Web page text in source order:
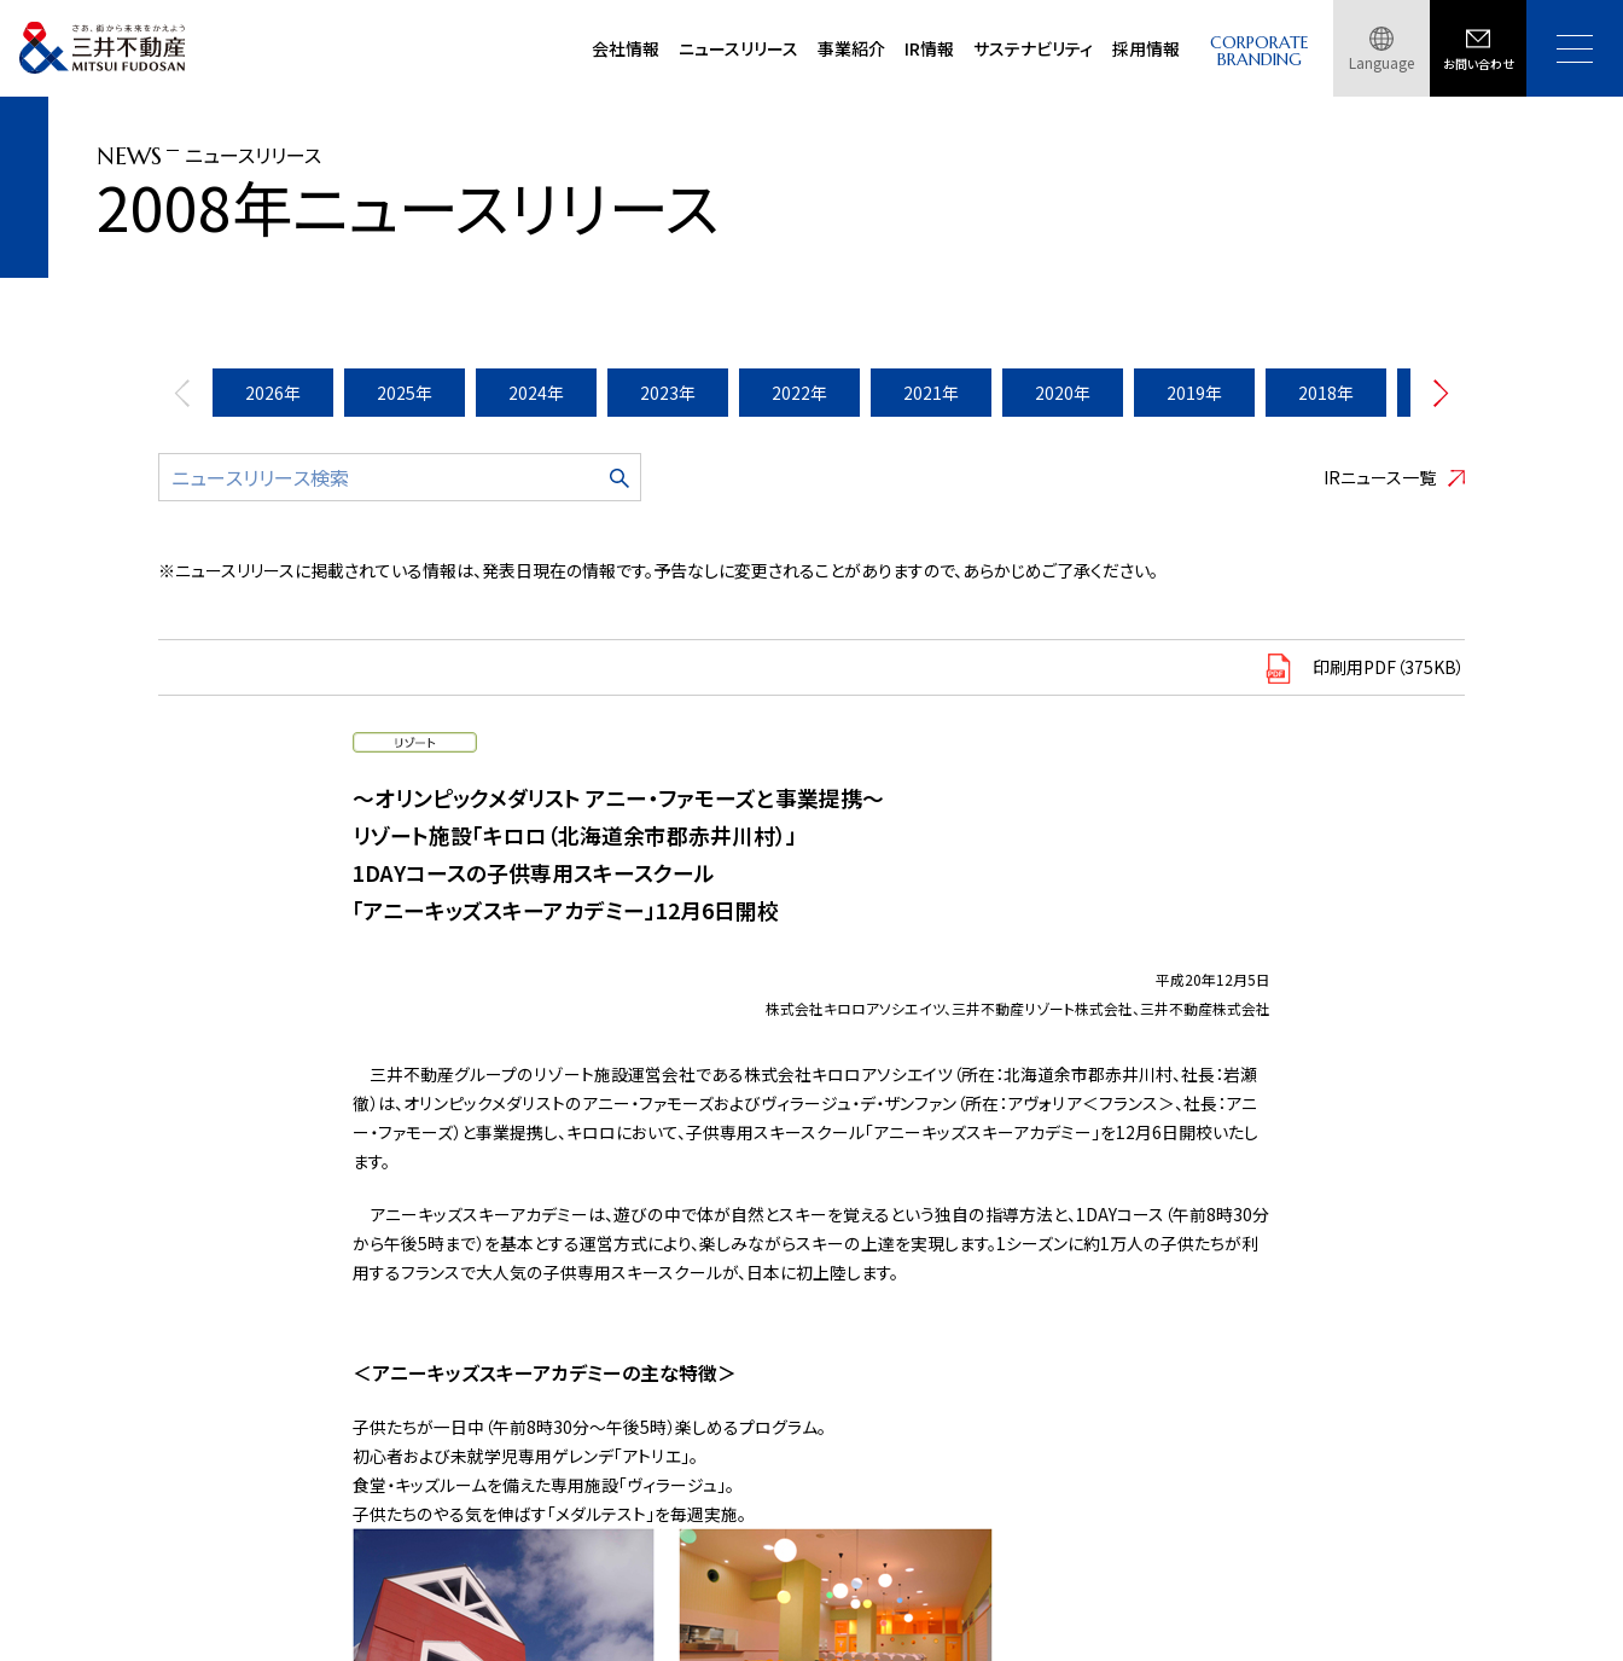
会社情報 ニュースリリース 事業紹介 IR情報 サステナビリティ 採用情報 CORPORATE
BRANDING Language お問い合わせ
トップページ ニュースリリース
NEWS ニュースリリース
2008年ニュースリリース
2026年 2025年 2024年 2023年 2022年 2021年 2020年 2019年 2018年 2017年
IRニュース一覧
※ニュースリリースに掲載されている情報は、発表日現在の情報です。予告なしに変更されることがありますので、あらかじめご了承ください。
印刷用PDF（375KB）
〜オリンピックメダリスト アニー・ファモーズと事業提携〜
リゾート施設「キロロ（北海道余市郡赤井川村）」
1DAYコースの子供専用スキースクール
「アニーキッズスキーアカデミー」12月6日開校
平成20年12月5日
株式会社キロロアソシエイツ、三井不動産リゾート株式会社、三井不動産株式会社
三井不動産グループのリゾート施設運営会社である株式会社キロロアソシエイツ（所在：北海道余市郡赤井川村、社長：岩瀬
徹）は、オリンピックメダリストのアニー・ファモーズおよびヴィラージュ・デ・ザンファン（所在：アヴォリア＜フランス＞、社長：アニ
ー・ファモーズ）と事業提携し、キロロにおいて、子供専用スキースクール「アニーキッズスキーアカデミー」を12月6日開校いたし
ます。
アニーキッズスキーアカデミーは、遊びの中で体が自然とスキーを覚えるという独自の指導方法と、1DAYコース（午前8時30分
から午後5時まで）を基本とする運営方式により、楽しみながらスキーの上達を実現します。1シーズンに約1万人の子供たちが利
用するフランスで大人気の子供専用スキースクールが、日本に初上陸します。
＜アニーキッズスキーアカデミーの主な特徴＞
子供たちが一日中（午前8時30分〜午後5時）楽しめるプログラム。
初心者および未就学児専用ゲレンデ「アトリエ」。
食堂・キッズルームを備えた専用施設「ヴィラージュ」。
子供たちのやる気を伸ばす「メダルテスト」を毎週実施。